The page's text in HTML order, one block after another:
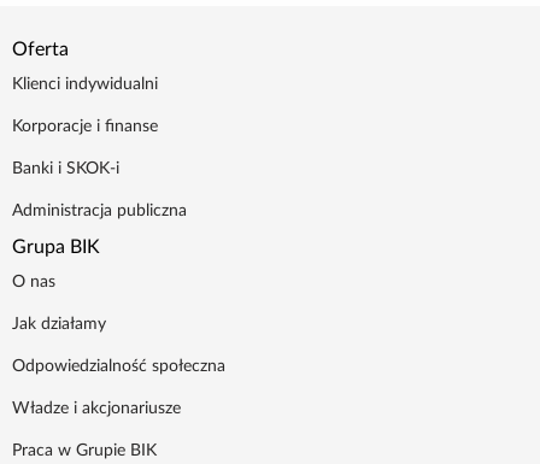
Business Intelligence
Poradnik BIK
Kontakt
Logowanie
Oferta
Klienci indywidualni
Korporacje i finanse
Banki i SKOK-i
Administracja publiczna
Grupa BIK
O nas
Jak działamy
Odpowiedzialność społeczna
Władze i akcjonariusze
Praca w Grupie BIK